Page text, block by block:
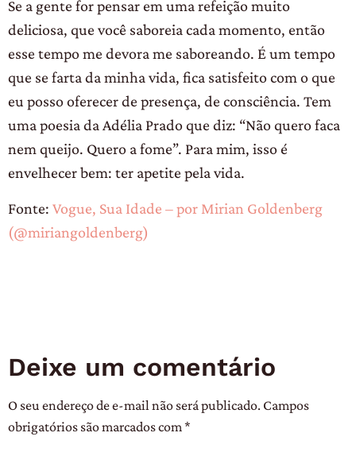
Se a gente for pensar em uma refeição muito
deliciosa, que você saboreia cada momento, então
esse tempo me devora me saboreando. É um tempo
que se farta da minha vida, fica satisfeito com o que
eu posso oferecer de presença, de consciência. Tem
uma poesia da Adélia Prado que diz: “Não quero faca
nem queijo. Quero a fome”. Para mim, isso é
envelhecer bem: ter apetite pela vida.
Fonte: Vogue, Sua Idade – por Mirian Goldenberg
(@miriangoldenberg)
Deixe um comentário
O seu endereço de e-mail não será publicado. Campos
obrigatórios são marcados com*